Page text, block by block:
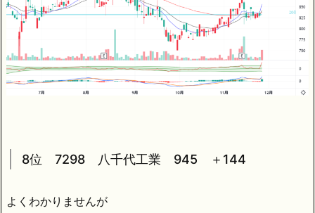
8位 7298 八千代工業 945 ＋144
よくわかりませんが